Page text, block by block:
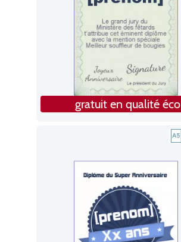
gratuit en qualité éco